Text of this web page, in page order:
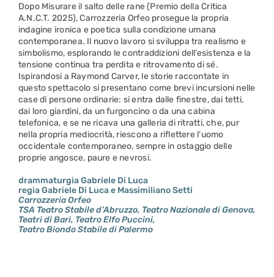
Dopo Misurare il salto delle rane (Premio della Critica
A.N.C.T. 2025), Carrozzeria Orfeo prosegue la propria
indagine ironica e poetica sulla condizione umana
contemporanea. Il nuovo lavoro si sviluppa tra realismo e
simbolismo, esplorando le contraddizioni dell’esistenza e la
tensione continua tra perdita e ritrovamento di sé.
Ispirandosi a Raymond Carver, le storie raccontate in
questo spettacolo si presentano come brevi incursioni nelle
case di persone ordinarie: si entra dalle finestre, dai tetti,
dai loro giardini, da un furgoncino o da una cabina
telefonica, e se ne ricava una galleria di ritratti, che, pur
nella propria mediocrità, riescono a riflettere l’uomo
occidentale contemporaneo, sempre in ostaggio delle
proprie angosce, paure e nevrosi.
drammaturgia Gabriele Di Luca
regia Gabriele Di Luca e Massimiliano Setti
Carrozzeria Orfeo
TSA Teatro Stabile d’Abruzzo, Teatro Nazionale di Genova,
Teatri di Bari, Teatro Elfo Puccini,
Teatro Biondo Stabile di Palermo